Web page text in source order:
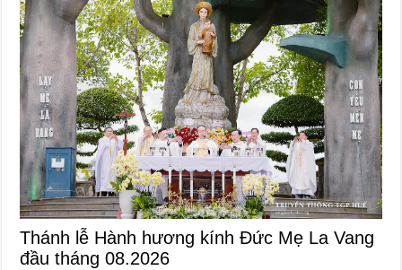
Thánh lễ Hành hương kính Đức Mẹ La Vang
đầu tháng 08.2026